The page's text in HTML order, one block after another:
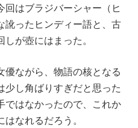
回はブラジバーシャー（ヒ
訛ったヒンディー語と、古
が壺にはまった。
ながら、物語の核となる
し角ばりすぎだと思った
ではなかったので、これか
なれるだろう。